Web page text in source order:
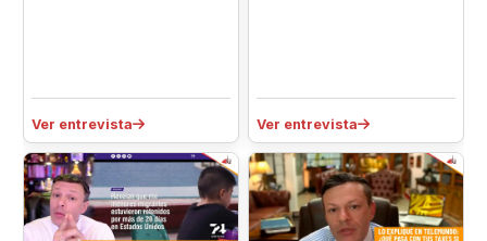
Ver entrevista Ver entrevista